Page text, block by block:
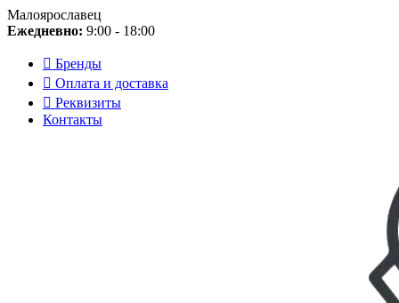
Малоярославец
Ежедневно: 9:00 - 18:00
Бренды
Оплата и доставка
Реквизиты
Контакты